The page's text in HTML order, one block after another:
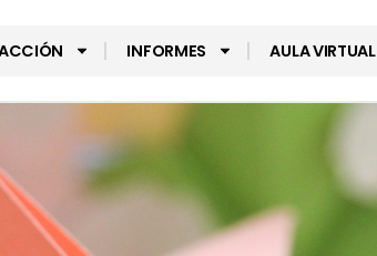
INFORMES AULA VIRTUAL